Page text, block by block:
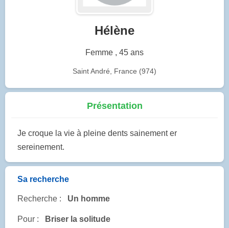
Hélène
Femme , 45 ans
Saint André, France (974)
Présentation
Je croque la vie à pleine dents sainement er
sereinement.
Sa recherche
Recherche : Un homme
Pour : Briser la solitude